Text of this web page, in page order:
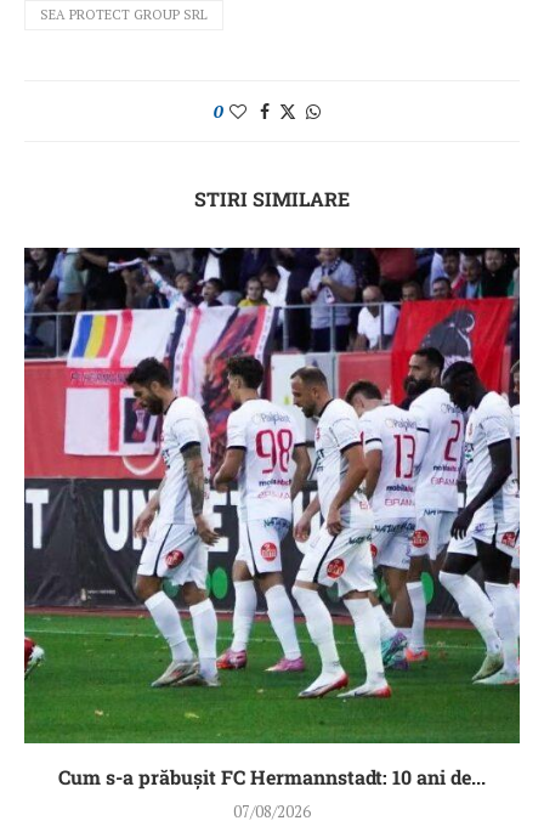
SEA PROTECT GROUP SRL
0
STIRI SIMILARE
Cum s-a prăbușit FC Hermannstadt: 10 ani de...
07/08/2026